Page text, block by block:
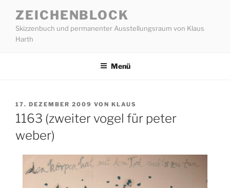
Inhalt
springen
ZEICHENBLOCK
Skizzenbuch und permanenter Ausstellungsraum von Klaus
Harth
Menü
VERÖFFENTLICHT
AM
17. DEZEMBER 2009 VON KLAUS
1163 (zweiter vogel für peter
weber)